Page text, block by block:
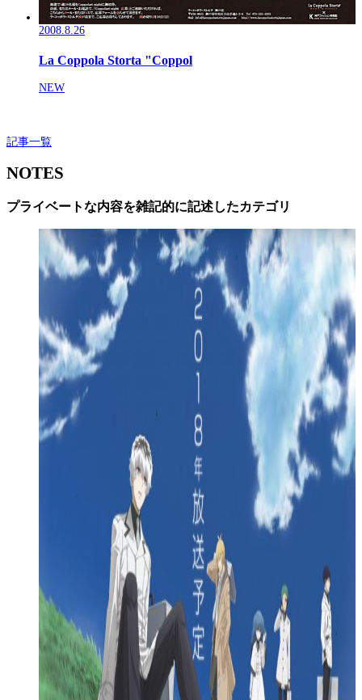
2008.8.26
La Coppola Storta "Coppol
NEW
記事一覧
NOTES
プライベートな内容を雑記的に記述したカテゴリ